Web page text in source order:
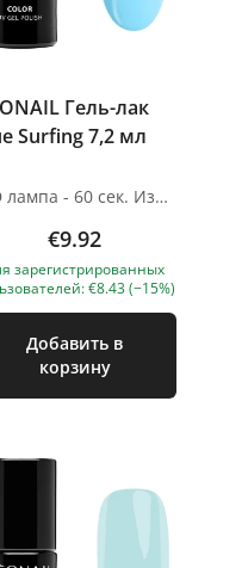
Гель-лак
Surfing 7,2 мл
LED лампа - 60 сек. Изображения продуктов носят иллюстративный характер. Если у вас есть какие-либо вопросы, мы всегда ждем вашего письма nanatallinn@gmail.com
€9.92
зарегистрированных
€8.43 (−15%)
Добавить в
корзину